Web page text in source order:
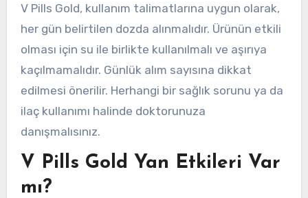
V Pills Gold, kullanım talimatlarına uygun olarak,
her gün belirtilen dozda alınmalıdır. Ürünün etkili
olması için su ile birlikte kullanılmalı ve aşırıya
kaçılmamalıdır. Günlük alım sayısına dikkat
edilmesi önerilir. Herhangi bir sağlık sorunu ya da
ilaç kullanımı halinde doktorunuza
danışmalısınız.
V Pills Gold Yan Etkileri Var
mı?